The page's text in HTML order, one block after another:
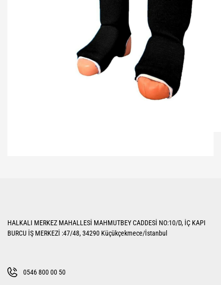
Ürün açıklamasında eksik bilgiler bulunuyor.
Bu ürüne benzer farklı alternatifler olmalı.
HALKALI MERKEZ MAHALLESİ MAHMUTBEY CADDESİ NO:10/D, İÇ KAPI
BURCU İŞ MERKEZİ :47/48, 34290 Küçükçekmece/İstanbul
0546 800 00 50